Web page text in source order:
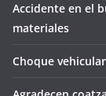
Accidente en el
materiales
Choque